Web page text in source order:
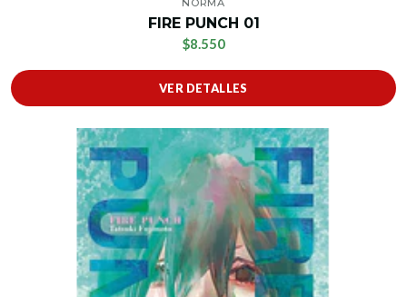
NORMA
FIRE PUNCH 01
$8.550
VER DETALLES